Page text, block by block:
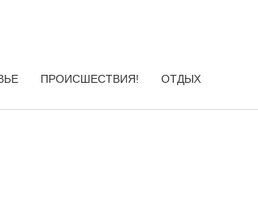
ПРОИСШЕСТВИЯ! ОТДЫХ